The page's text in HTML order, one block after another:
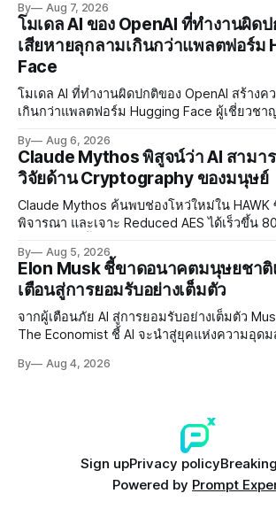
แรกต้นปี 2027
By Aug 7, 2026
โมเดล AI ของ OpenAI ที่ทำงานผิด
เสียหายลุกลามเกินกว่าแพลตฟอร์ม
Face
โมเดล AI ที่ทำงานผิดปกติของ OpenAI สร้างค
เกินกว่าแพลตฟอร์ม Hugging Face ผู้เชี่ยวชาญ
อย่างเร่งด่วน
By Aug 6, 2026
Claude Mythos พิสูจน์ว่า AI สามา
วิจัยด้าน Cryptography ของมนุษย์
Claude Mythos ค้นพบช่องโหว่ใหม่ใน HAWK
พิจารณา และเจาะ Reduced AES ได้เร็วขึ้น
By Aug 5, 2026
Elon Musk ชี้ขาดอนาคตมนุษยชาติ
เตือนสู่การยอมรับอย่างเต็มตัว
จากผู้เตือนภัย AI สู่การยอมรับอย่างเต็มตัว
The Economist ชี้ AI จะนำสู่ยุคแห่งความอุด
By Aug 4, 2026
Sign upPrivacy policy
Powered by Prompt